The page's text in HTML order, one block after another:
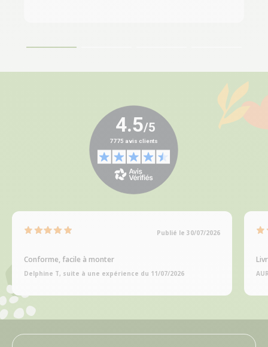
Publié le 30/07/2026
Conforme, facile à monter
Delphine T, suite à une expérience du 11/07/2026